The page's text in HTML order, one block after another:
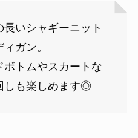
いシャギーニット
ガン。
トムやスカートな
しも楽しめます◎